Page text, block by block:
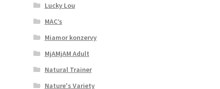
Lucky Lou
MAC’s
Miamor konzervy
MjAMjAM Adult
Natural Trainer
Nature's Variety